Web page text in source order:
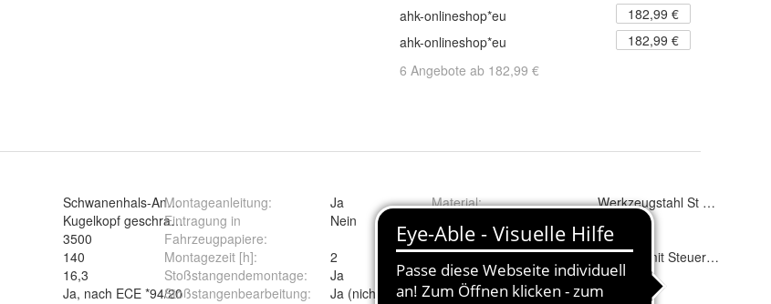
ahk-onlineshop*eu
182,99 €
ahk-onlineshop*eu
182,99 €
6 Angebote ab 182,99 €
Schwanenhals-Anhängerkupplung
Kugelkopf geschraubt (starr)
3500
140
16,3
Ja, nach ECE *94/20
Montageanleitung:
Ja
Eintragung in
Fahrzeugpapiere:
Nein
Montagezeit [h]:
2
Stoßstangendemontage:
Ja
Stoßstangenbearbeitung: Ja (nicht sichtbar)
Material:
Werkzeugstahl St 52-3
Fahrradträger geeignet
Ja
Elektrosatz:
13 polig mit Steuergerät
Anhängelast [kg:
3500
Stützlast [kg: 140